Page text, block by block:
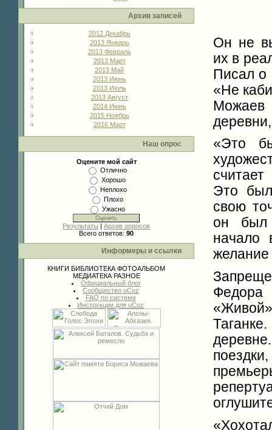
Архив записей
2012 Декабрь
2013 Январь
2013 Февраль
2013 Март
2013 Май
2013 Июнь
2013 Июль
2013 Август
2014 Июнь
2015 Ноябрь
2016 Март
Наш опрос
Оцените мой сайт
Отлично
Хорошо
Неплохо
Плохо
Ужасно
Результаты | Архив опросов
Всего ответов: 90
Информеры и ссылки
КНИГИ БИБЛИОТЕКА ФОТОАЛЬБОМ
МЕДИАТЕКА РАЗНОЕ
Официальный блог
Сообщество uCoz
FAQ по системе
Инструкции для uCoz
Он не
их в
Писал о
«Не
Можаев
«Это
Это был
свою
он был
начало
желание
Федора